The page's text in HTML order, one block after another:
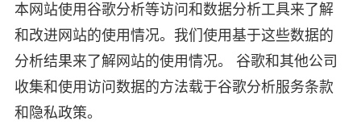
本网站使用谷歌分析等访问和数据分析工具来了解
和改进网站的使用情况。我们使用基于这些数据的
分析结果来了解网站的使用情况。 谷歌和其他公司
收集和使用访问数据的方法载于谷歌分析服务条款
和隐私政策。